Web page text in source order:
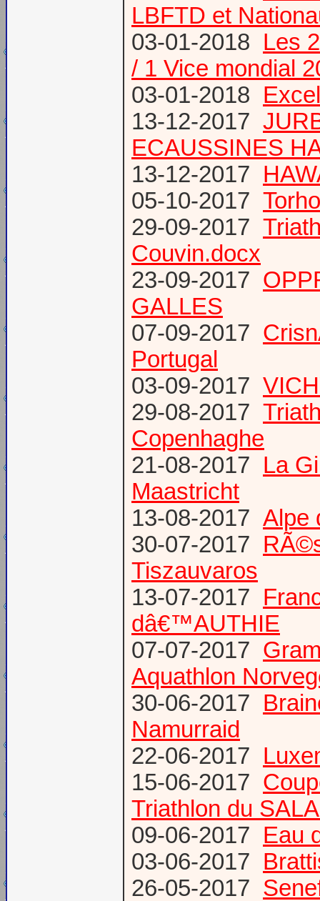
LBFTD et
03-01-2018 Les
/ 1 Vice mondial
03-01-2018
13-12-2017
ECAUSSINES
13-12-2017
05-10-2017
29-09-2017
Couvin.docx
23-09-2017
GALLES
07-09-2017
Portugal
03-09-2017
29-08-2017
Copenhaghe
21-08-2017 La
Maastricht
13-08-2017 Alpe
30-07-2017
Tiszauvaros
13-07-2017
dâ€™AUTHIE
07-07-2017
Aquathlon
30-06-2017
Namurraid
22-06-2017
15-06-2017
Triathlon du
09-06-2017 Eau
03-06-2017
26-05-2017